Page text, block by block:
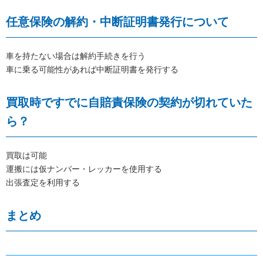
任意保険の解約・中断証明書発行について
車を持たない場合は解約手続きを行う
車に乗る可能性があれば中断証明書を発行する
買取時ですでに自賠責保険の契約が切れていた
ら？
買取は可能
運搬には仮ナンバー・レッカーを使用する
出張査定を利用する
まとめ